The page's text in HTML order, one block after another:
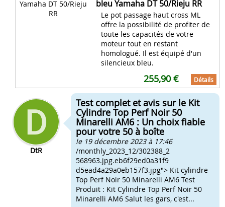
bleu Yamaha DT 50/Rieju RR
Le pot passage haut cross ML
offre la possibilité de profiter de
toute les capacités de votre
moteur tout en restant
homologué. Il est équipé d'un
silencieux bleu.
255,90 € Détails
DtR
Test complet et avis sur le Kit
Cylindre Top Perf Noir 50
Minarelli AM6 : Un choix fiable
pour votre 50 à boîte
le 19 décembre 2023 à 17:46
/monthly_2023_12/302388_2
568963.jpg.eb6f29ed0a31f9
d5ead4a29a0eb157f3.jpg"> Kit cylindre
Top Perf Noir 50 Minarelli AM6 Test
Produit : Kit Cylindre Top Perf Noir 50
Minarelli AM6 Salut les gars, c'est...